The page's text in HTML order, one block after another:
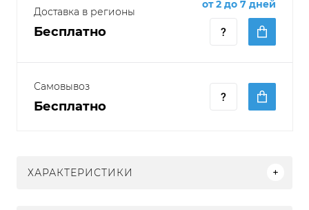
Доставка в регионы
Бесплатно
от 2 до 7 дней
Самовывоз
Бесплатно
ХАРАКТЕРИСТИКИ